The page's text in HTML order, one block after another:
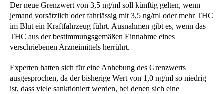
Der neue Grenzwert von 3,5 ng/ml soll künftig gelten, wenn
jemand vorsätzlich oder fahrlässig mit 3,5 ng/ml oder mehr THC
im Blut ein Kraftfahrzeug führt. Ausnahmen gibt es, wenn das
THC aus der bestimmungsgemäßen Einnahme eines
verschriebenen Arzneimittels herrührt.
Experten hatten sich für eine Anhebung des Grenzwerts
ausgesprochen, da der bisherige Wert von 1,0 ng/ml so niedrig
ist, dass viele sanktioniert werden, bei denen sich eine